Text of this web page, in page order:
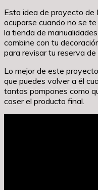
Esta idea de proyecto de
ocuparse cuando no se
la tienda de
combine con tu
para revisar tu reserva de
Lo mejor de este
que puedes volver a él
tantos pompones como
coser el producto final.